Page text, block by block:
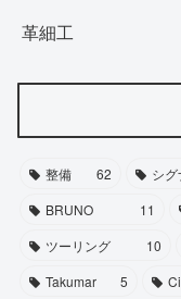
革細工
整備 62 シグ
BRUNO
11
ツーリング
10
Takumar
5